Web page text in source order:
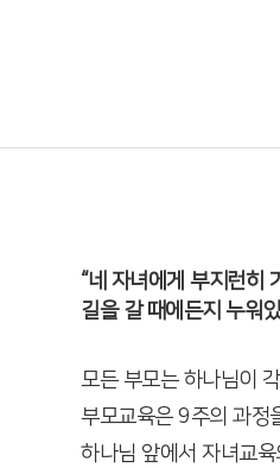
“네 자녀에게 부지런히
길을 갈 때에든지 누워
모든 부모는 하나님이
부모교육은 9주의 과정
하나님 앞에서 자녀교